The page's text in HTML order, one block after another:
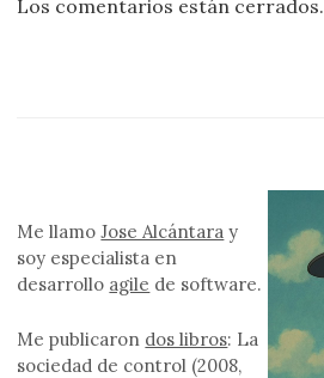
Los comentarios están cerrados.
Me llamoJose Alcántara y
soy especialista en
desarrollo agile de software.
Me publicaron dos libros: La
sociedad de control (2008,